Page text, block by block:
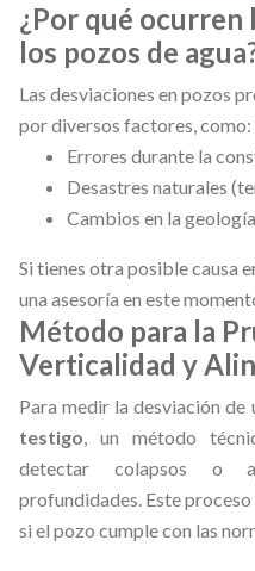
¿Por qué ocurren
los pozos de
Las desviaciones en pozos
por diversos factores, como:
Errores durante la
Desastres naturales
Cambios en la
Si tienes otra posible causa
una asesoría en este
Método para la
Verticalidad y
Para medir la desviación de
testigo, un método
detectar colapsos o
profundidades. Este
si el pozo cumple con las